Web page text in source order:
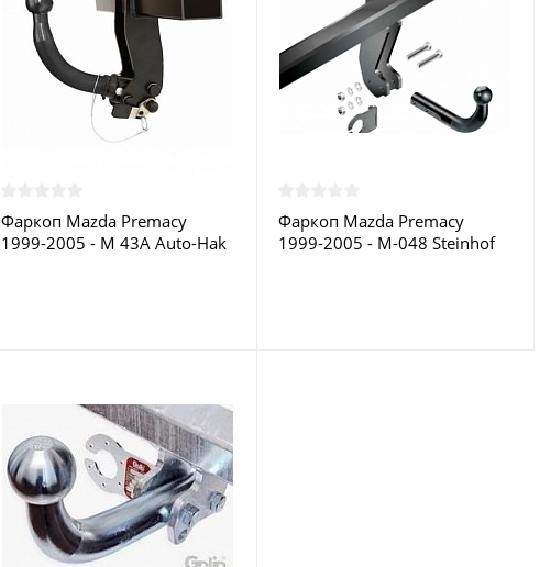
Фаркоп Mazda Premacy
1999-2005 - M 43A Auto-Hak
Фаркоп Mazda Premacy
1999-2005 - M-048 Steinhof